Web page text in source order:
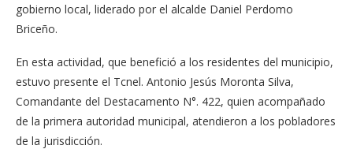
gobierno local, liderado por el alcalde Daniel Perdomo
Briceño.
En esta actividad, que benefició a los residentes del municipio,
estuvo presente el Tcnel. Antonio Jesús Moronta Silva,
Comandante del Destacamento N°. 422, quien acompañado
de la primera autoridad municipal, atendieron a los pobladores
de la jurisdicción.